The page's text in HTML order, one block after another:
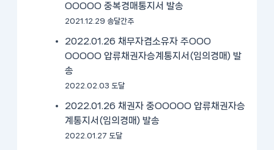
OOOOO 중복경매통지서 발송
2021.12.29 송달간주
2022.01.26 채무자겸소유자 주OOO
OOOOO 압류채권자승계통지서(임의경매) 발
송
2022.02.03 도달
2022.01.26 채권자 중OOOOO 압류채권자승
계통지서(임의경매) 발송
2022.01.27 도달